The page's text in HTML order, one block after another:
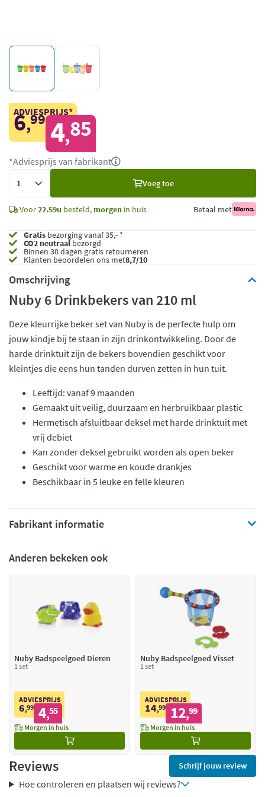
ADVIESPRIJS*
6,99 4,85
*Adviesprijs van fabrikant
Voeg toe
Voor22.59u besteld, morgen in huis Betaal met
Gratis bezorging vanaf 35,- *
CO2 neutraalbezorgd
Binnen 30 dagen gratis retourneren
Klanten beoordelen ons met8,7/10
Omschrijving
Nuby 6 Drinkbekers van 210 ml
Deze kleurrijke beker set van Nuby is de perfecte hulp om
jouw kindje bij te staan in zijn drinkontwikkeling. Door de
harde drinktuit zijn de bekers bovendien geschikt voor
kleintjes die eens hun tanden durven zetten in hun tuit.
Leeftijd: vanaf 9 maanden
Gemaakt uit veilig, duurzaam en herbruikbaar plastic
Hermetisch afsluitbaar deksel met harde drinktuit met
vrij debiet
Kan zonder deksel gebruikt worden als open beker
Geschikt voor warme en koude drankjes
Beschikbaar in 5 leuke en felle kleuren
Fabrikant informatie
Anderen bekeken ook
Nuby Badspeelgoed Dieren
1 set
ADVIESPRIJS
6,99 4,55
Morgen in huis
Nuby Badspeelgoed Visset
1 set
ADVIESPRIJS
14,99 12,99
Morgen in huis
Reviews Schrijf jouw review
Hoe controleren en plaatsen wij reviews?